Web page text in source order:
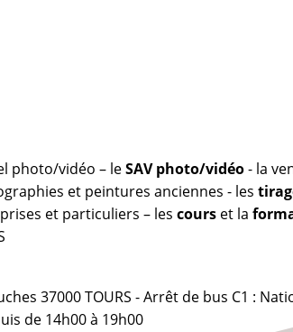
photo/vidéo – leSAV photo/vidéo- la
et peintures anciennes - les
et particuliers – les courset la
37000 TOURS - Arrêt de bus C1 :
de 14h00 à 19h00